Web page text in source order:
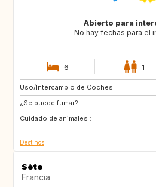
Abierto para
No hay fechas para el
6 1
Uso/Intercambio de Coches:
¿Se puede fumar?:
Cuidado de animales :
IT
DE
Destinos
Sète
Francia